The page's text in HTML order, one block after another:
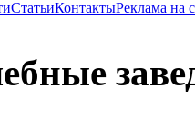
СтатьиКонтактыРеклама на